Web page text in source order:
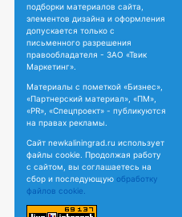
подборки материалов сайта,
элементов дизайна и оформления
допускается только с
письменного разрешения
правообладателя - ЗАО «Твик
Маркетинг».
Материалы с пометкой «Бизнес»,
«Партнерский материал», «ПМ»,
«PR», «Спецпроект» - публикуются
на правах рекламы.
Сайт newkaliningrad.ru использует
файлы cookie. Продолжая работу
с сайтом, вы соглашаетесь на
сбор и последующую обработку
файлов cookie.